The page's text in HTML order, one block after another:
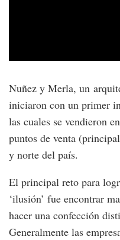
Nuñez y Merla, un
iniciaron con un primer
las cuales se vendieron
puntos de venta
y norte del país.
El principal reto para
‘ilusión’ fue encontrar
hacer una confección
Generalmente las